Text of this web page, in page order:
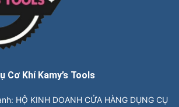
Cơ Khí Kamy’s Tools
HỘ KINH DOANH CỬA HÀNG DỤNG CỤ